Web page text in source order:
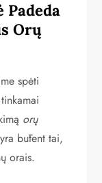
Padeda
Orų
spėti
orų
būtent tai,
orais.